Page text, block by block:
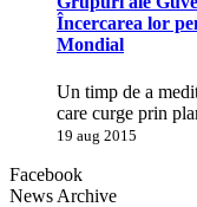
Încercarea lor
Mondial
Un timp de a
care curge prin
19 aug 2015
Facebook
News Archive